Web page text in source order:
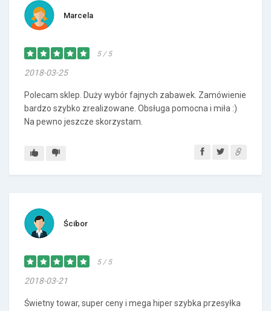
Marcela
5 / 5
2018-03-25
Polecam sklep. Duży wybór fajnych zabawek. Zamówienie
bardzo szybko zrealizowane. Obsługa pomocna i miła :)
Na pewno jeszcze skorzystam.
Ścibor
5 / 5
2018-03-21
Świetny towar, super ceny i mega hiper szybka przesyłka